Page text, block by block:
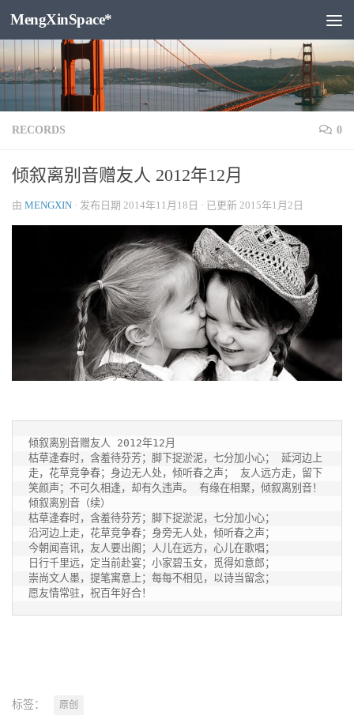
跳至内容
MengXinSpace*
RECORDS 0
倾叙离别音赠友人 2012年12月
由 MENGXIN · 发布日期 2014年11月18日 · 已更新 2015年1月2日
倾叙离别音赠友人 2012年12月
枯草逢春时，含羞待芬芳；脚下捉淤泥，七分加小心； 延河边上
走，花草竞争春；身边无人处，倾听春之声； 友人远方走，留下
笑颜声；不可久相逢，却有久违声。 有缘在相聚，倾叙离别音！
倾叙离别音（续）
枯草逢春时，含羞待芬芳；脚下捉淤泥，七分加小心；
沿河边上走，花草竞争春；身旁无人处，倾听春之声；
今朝闻喜讯，友人要出阁；人儿在远方，心儿在歌唱；
日行千里远，定当前赴宴；小家碧玉女，觅得如意郎；
崇尚文人墨，提笔寓意上；每每不相见，以诗当留念；
愿友情常驻，祝百年好合！
标签： 原创